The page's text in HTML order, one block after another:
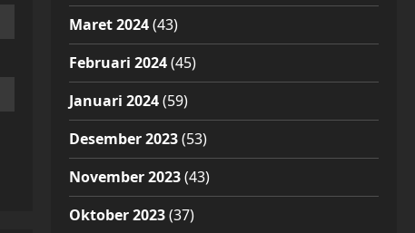
Maret 2024(43)
Februari 2024(45)
Januari 2024(59)
Desember 2023(53)
November 2023(43)
Oktober 2023(37)